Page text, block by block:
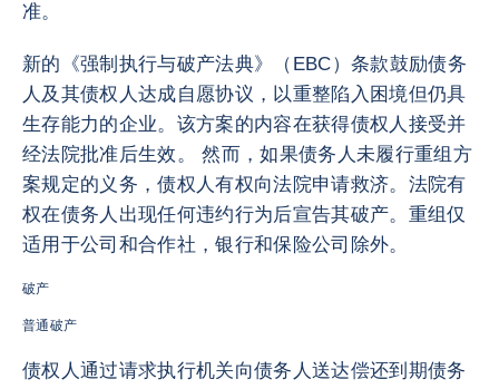
准。
新的《强制执行与破产法典》（EBC）条款鼓励债务
人及其债权人达成自愿协议，以重整陷入困境但仍具
生存能力的企业。该方案的内容在获得债权人接受并
经法院批准后生效。 然而，如果债务人未履行重组方
案规定的义务，债权人有权向法院申请救济。法院有
权在债务人出现任何违约行为后宣告其破产。重组仅
适用于公司和合作社，银行和保险公司除外。
破产
普通破产
债权人通过请求执行机关向债务人送达偿还到期债务